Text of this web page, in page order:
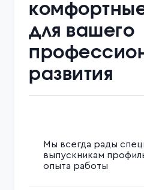
для вашего
развития
Мы всегда рады
выпускникам
опыта работы